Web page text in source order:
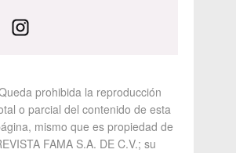
prohibida la reproducción
o parcial del contenido de esta
mismo que es propiedad de
FAMA S.A. DE C.V.; su